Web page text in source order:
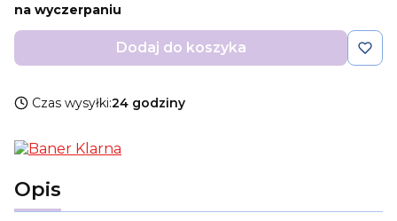
na wyczerpaniu
Dodaj do koszyka
Czas wysyłki:24 godziny
Opis